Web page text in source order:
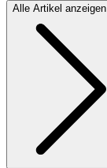
Alle Artikel anzeigen